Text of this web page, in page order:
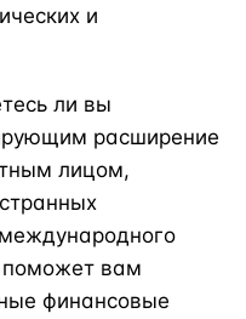
и
ли вы
расширение
лицом,
поможет вам
финансовые